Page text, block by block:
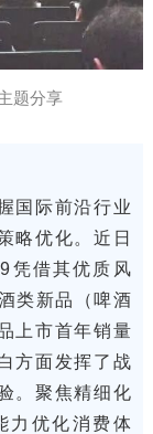
题分享
国际前沿行业
略优化。近日
凭借其优质风
类新品（啤酒
上市首年销量
方面发挥了战
。聚焦精细化
力优化消费体